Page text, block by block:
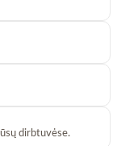
dirbtuvėse.